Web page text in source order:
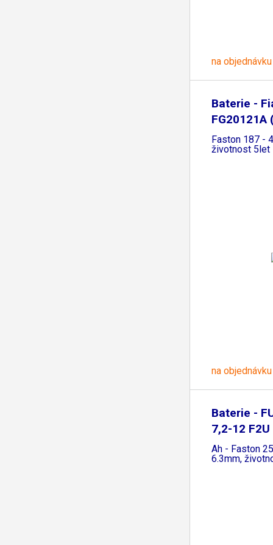
na objednávku
Baterie -
FG20121A
Faston 187 -
životnost 5let
na objednávku
Baterie -
7,2-12
Ah - Faston
6.3mm,